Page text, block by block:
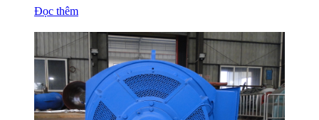
Đọc thêm